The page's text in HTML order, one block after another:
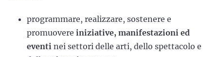
programmare, realizzare, sostenere e
promuovere iniziative, manifestazioni ed
eventi nei settori delle arti, dello spettacolo e